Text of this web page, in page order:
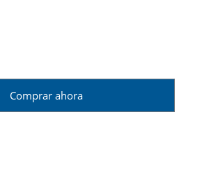
Comprar ahora